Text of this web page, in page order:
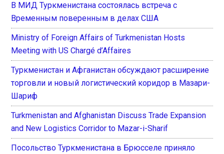
В МИД Туркменистана состоялась встреча с
Временным поверенным в делах США
Ministry of Foreign Affairs of Turkmenistan Hosts
Meeting with US Chargé d’Affaires
Туркменистан и Афганистан обсуждают расширение
торговли и новый логистический коридор в Мазари-
Шариф
Turkmenistan and Afghanistan Discuss Trade Expansion
and New Logistics Corridor to Mazar-i-Sharif
Посольство Туркменистана в Брюсселе приняло